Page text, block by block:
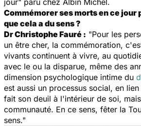
Commémorer ses morts en ce
que cela a du sens ?
Dr Christophe Fauré : "Pour les
un être cher, la commémoration,
vivants continuent à vivre, au
avec le ou la disparue, même des
dimension psychologique intime du
est aussi un processus social, en
fait son deuil à l'intérieur de soi,
communauté. En ce sens, fêter la
sens."